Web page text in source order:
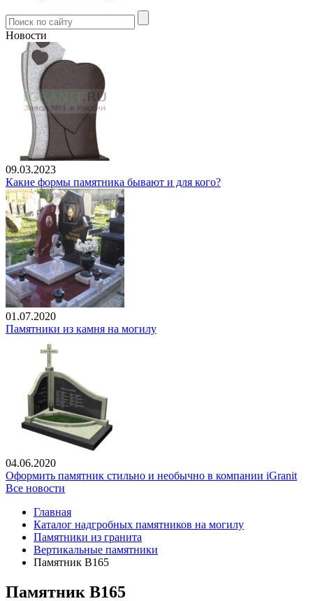
Новости
09.03.2023
Какие формы памятника бывают и для кого?
01.07.2020
Памятники из камня на могилу
04.06.2020
Оформить памятник стильно и необычно в компании iGranit
Все новости
Главная
Каталог надгробных памятников на могилу
Памятники из гранита
Вертикальные памятники
Памятник В165
Памятник В165